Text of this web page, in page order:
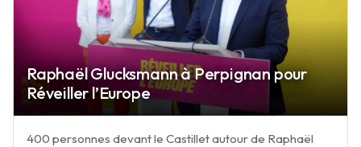
Raphaël Glucksmann à Perpignan pour
Réveiller l’Europe
400 personnes devant le Castillet autour de Raphaël